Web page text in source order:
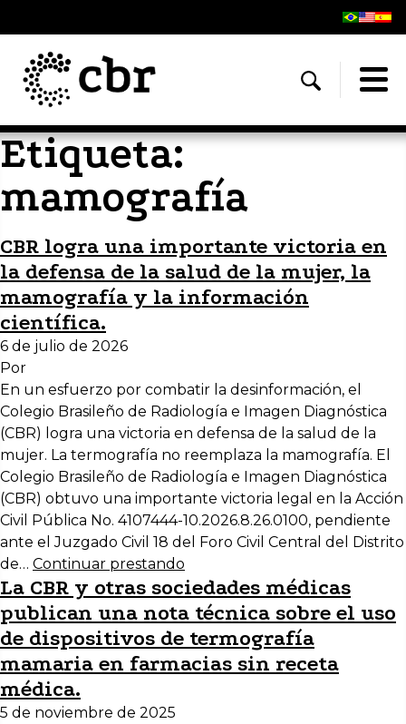
Etiqueta:
mamografía
CBR logra una importante victoria en
la defensa de la salud de la mujer, la
mamografía y la información
científica.
6 de julio de 2026
Por
En un esfuerzo por combatir la desinformación, el
Colegio Brasileño de Radiología e Imagen Diagnóstica
(CBR) logra una victoria en defensa de la salud de la
mujer. La termografía no reemplaza la mamografía. El
Colegio Brasileño de Radiología e Imagen Diagnóstica
(CBR) obtuvo una importante victoria legal en la Acción
Civil Pública No. 4107444-10.2026.8.26.0100, pendiente
ante el Juzgado Civil 18 del Foro Civil Central del Distrito
de… Continuar prestando
La CBR y otras sociedades médicas
publican una nota técnica sobre el uso
de dispositivos de termografía
mamaria en farmacias sin receta
médica.
5 de noviembre de 2025